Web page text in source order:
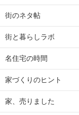
街のネタ帖
街と暮らしラボ
名住宅の時間
家づくりのヒント
家、売りました